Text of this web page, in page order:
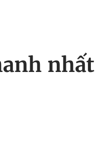
nhất